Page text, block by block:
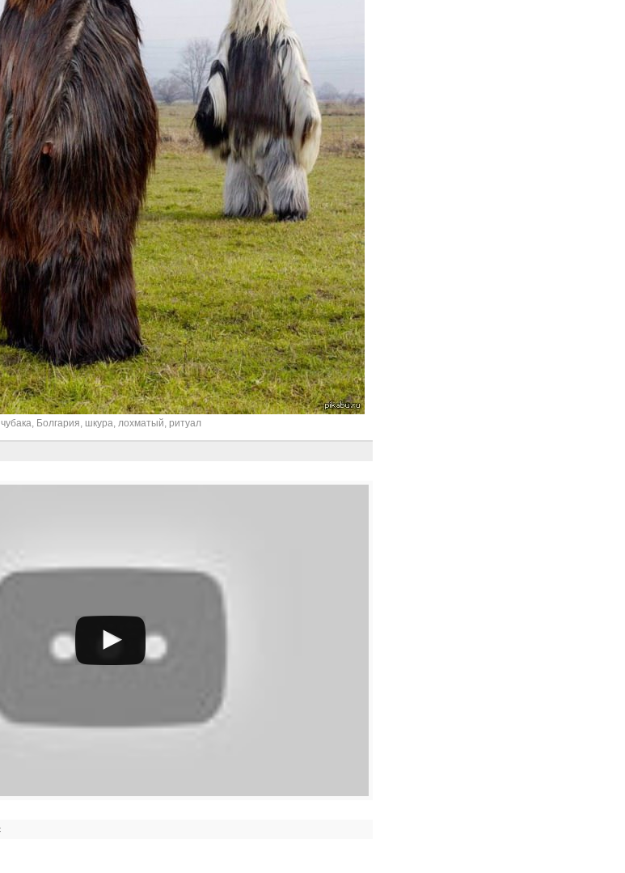
чубака, Болгария, шкура, лохматый, ритуал